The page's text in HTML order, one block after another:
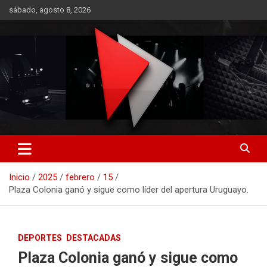
Saltar
al
sábado, agosto 8, 2026
RO CONTENIDOS
Inicio 2025 febrero
15
Plaza Colonia ganó y sigue como líder del apertura Uruguayo.
DEPORTES DESTACADAS
Plaza Colonia ganó y sigue como